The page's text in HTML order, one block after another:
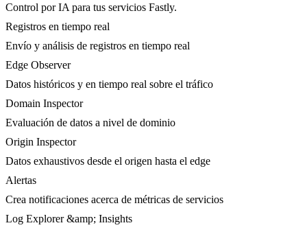
Control por IA para tus servicios Fastly.
Registros en tiempo real
Envío y análisis de registros en tiempo real
Edge Observer
Datos históricos y en tiempo real sobre el tráfico
Domain Inspector
Evaluación de datos a nivel de dominio
Origin Inspector
Datos exhaustivos desde el origen hasta el edge
Alertas
Crea notificaciones acerca de métricas de servicios
Log Explorer &amp; Insights